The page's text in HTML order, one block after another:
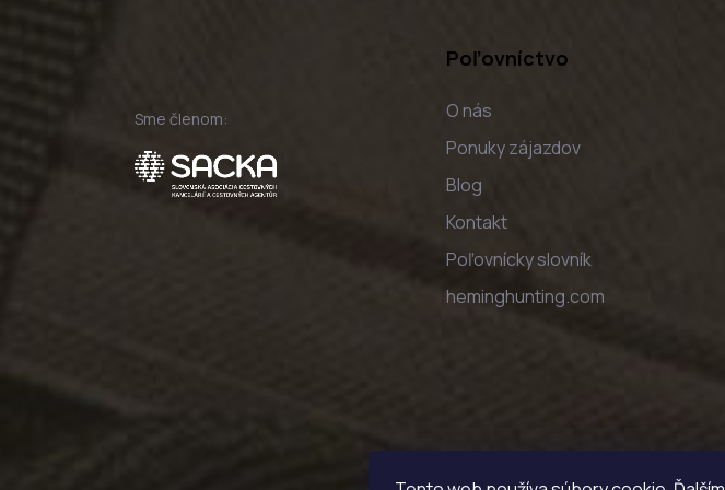
Sme členom:
Poľovníctvo
O nás
Ponuky zájazdov
Blog
Kontakt
Poľovnícky slovník
heminghunting.com